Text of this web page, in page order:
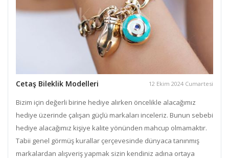
Cetaş Bileklik Modelleri 12 Ekim 2024 Cumartesi
Bizim için değerli birine hediye alırken öncelikle alacağımız
hediye üzerinde çalışan güçlü markaları inceleriz. Bunun sebebi
hediye alacağımız kişiye kalite yönünden mahcup olmamaktır.
Tabii genel görmüş kurallar çerçevesinde dünyaca tanınmış
markalardan alışveriş yapmak sizin kendiniz adına ortaya